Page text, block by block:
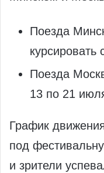
Поезда
курсировать
Поезда
13 по 21
График
под
и зрители